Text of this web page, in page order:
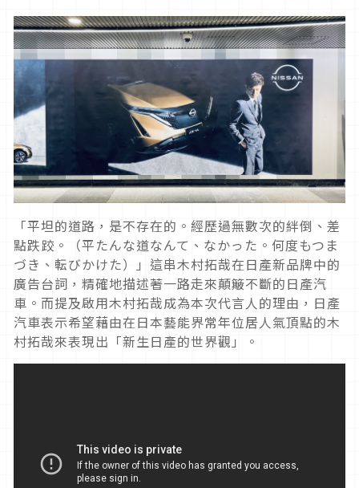
「平坦的道路，是不存在的。經歷過無數次的絆倒、差
點跌跤。（平たんな道なんて、なかった。何度もつま
づき、転びかけた）」這串木村拓哉在日產新品牌中的
廣告台詞，精確地描述著一路走來顛簸不斷的日產汽
車。而提及啟用木村拓哉成為本次代言人的理由，日產
汽車表示希望藉由在日本藝能界常年位居人氣頂點的木
村拓哉來表現出「新生日產的世界觀」。